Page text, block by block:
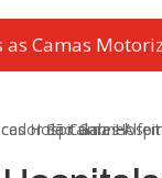
as Camas